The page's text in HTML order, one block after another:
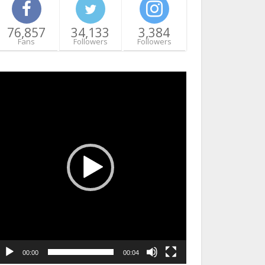
76,857
Fans
34,133
Followers
3,384
Followers
00:00 00:04